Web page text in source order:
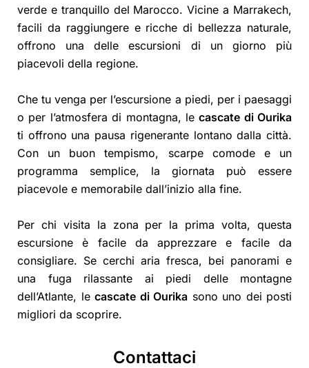
verde e tranquillo del Marocco. Vicine a Marrakech,
facili da raggiungere e ricche di bellezza naturale,
offrono una delle escursioni di un giorno più
piacevoli della regione.
Che tu venga per l’escursione a piedi, per i paesaggi
o per l’atmosfera di montagna, lecascate di Ourika
ti offrono una pausa rigenerante lontano dalla città.
Con un buon tempismo, scarpe comode e un
programma semplice, la giornata può essere
piacevole e memorabile dall’inizio alla fine.
Per chi visita la zona per la prima volta, questa
escursione è facile da apprezzare e facile da
consigliare. Se cerchi aria fresca, bei panorami e
una fuga rilassante ai piedi delle montagne
dell’Atlante, le cascate di Ourika sono uno dei posti
migliori da scoprire.
Contattaci